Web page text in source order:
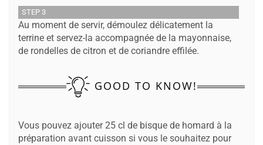
STEP 3
Au moment de servir, démoulez délicatement la
terrine et servez-la accompagnée de la mayonnaise,
de rondelles de citron et de coriandre effilée.
GOOD TO KNOW!
Vous pouvez ajouter 25 cl de bisque de homard à la
préparation avant cuisson si vous le souhaitez pour